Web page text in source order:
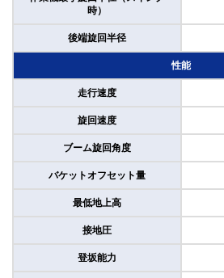
時）
後端旋回半径
性能
走行速度
旋回速度
ブーム旋回角度
バケットオフセット量
最低地上高
接地圧
登坂能力